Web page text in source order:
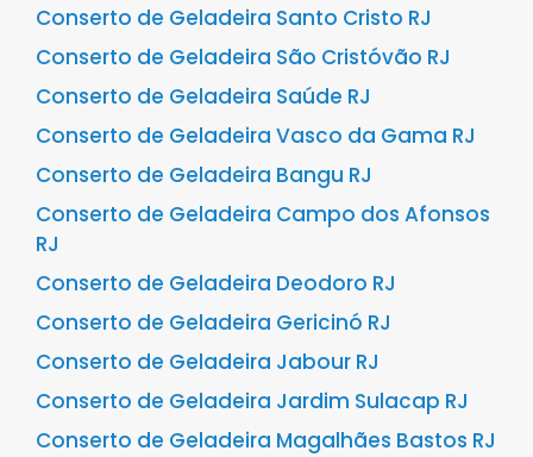
Conserto de Geladeira Santo Cristo RJ
Conserto de Geladeira São Cristóvão RJ
Conserto de Geladeira Saúde RJ
Conserto de Geladeira Vasco da Gama RJ
Conserto de Geladeira Bangu RJ
Conserto de Geladeira Campo dos Afonsos
RJ
Conserto de Geladeira Deodoro RJ
Conserto de Geladeira Gericinó RJ
Conserto de Geladeira Jabour RJ
Conserto de Geladeira Jardim Sulacap RJ
Conserto de Geladeira Magalhães Bastos RJ